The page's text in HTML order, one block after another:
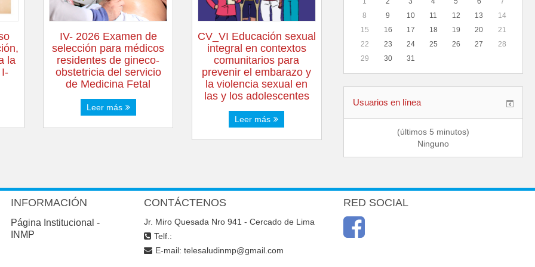
la
IV- 2026 Examen de
selección para médicos
residentes de gineco-
obstetricia del servicio
de Medicina Fetal
Leer más
CV_VI Educación sexual
integral en contextos
comunitarios para
prevenir el embarazo y
la violencia sexual en
las y los adolescentes
Leer más
8
9 10 11 12 13
14
15
16 17 18 19 20
21
22
23 24 25 26 27
28
29
30 31
Usuarios en línea
(últimos 5 minutos)
Ninguno
INFORMACIÓN
Página Institucional -
INMP
CONTÁCTENOS
Jr. Miro Quesada Nro 941 - Cercado de Lima
Telf.:
E-mail: telesaludinmp@gmail.com
RED SOCIAL